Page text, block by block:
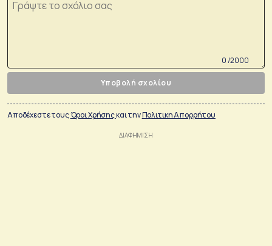
0 /2000
Υποβολή σχολίου
Αποδέχεστε τουςΌροι Χρήσηςκαι τηνΠολιτικη Απορρήτου